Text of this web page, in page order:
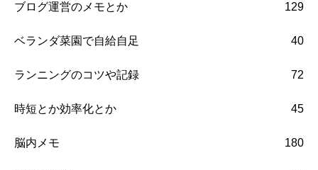
ブログ運営のメモとか 129
ベランダ菜園で自給自足 40
ランニングのコツや記録 72
時短とか効率化とか 45
脳内メモ 180